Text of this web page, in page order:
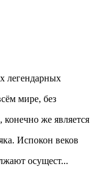
легендарных
мире, без
конечно же является
Испокон веков
осущест...